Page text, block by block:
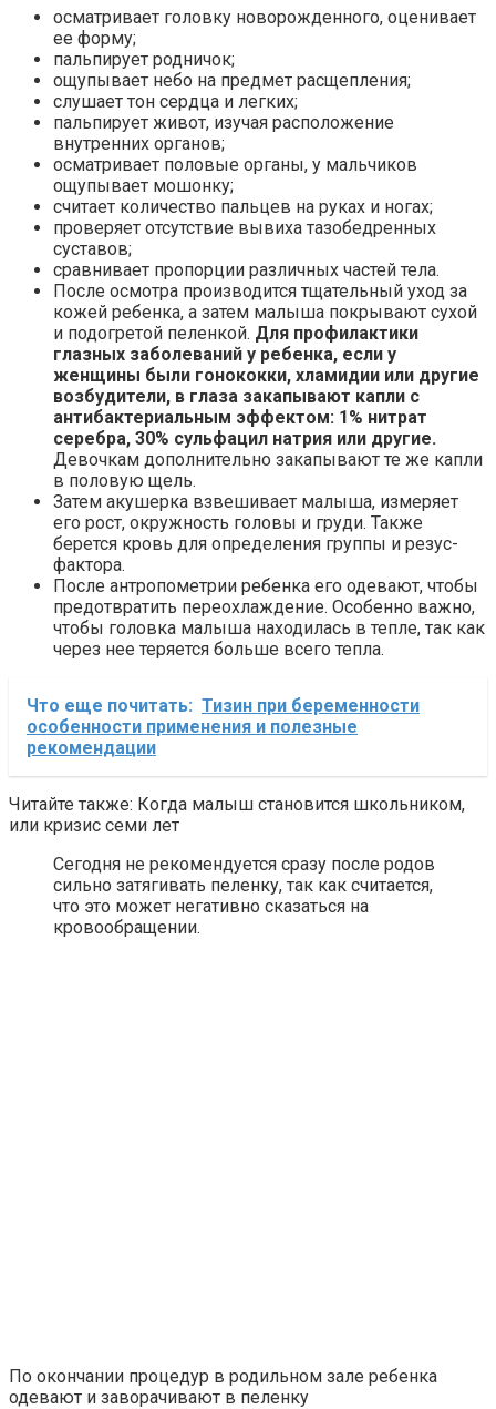
осматривает головку новорожденного, оценивает
ее форму;
пальпирует родничок;
ощупывает небо на предмет расщепления;
слушает тон сердца и легких;
пальпирует живот, изучая расположение
внутренних органов;
осматривает половые органы, у мальчиков
ощупывает мошонку;
считает количество пальцев на руках и ногах;
проверяет отсутствие вывиха тазобедренных
суставов;
сравнивает пропорции различных частей тела.
После осмотра производится тщательный уход за
кожей ребенка, а затем малыша покрывают сухой
и подогретой пеленкой. Для профилактики
глазных заболеваний у ребенка, если у
женщины были гонококки, хламидии или другие
возбудители, в глаза закапывают капли с
антибактериальным эффектом: 1% нитрат
серебра, 30% сульфацил натрия или другие.
Девочкам дополнительно закапывают те же капли
в половую щель.
Затем акушерка взвешивает малыша, измеряет
его рост, окружность головы и груди. Также
берется кровь для определения группы и резус-
фактора.
После антропометрии ребенка его одевают, чтобы
предотвратить переохлаждение. Особенно важно,
чтобы головка малыша находилась в тепле, так как
через нее теряется больше всего тепла.
Что еще почитать: Тизин при беременности
особенности применения и полезные
рекомендации
Читайте также: Когда малыш становится школьником,
или кризис семи лет
Сегодня не рекомендуется сразу после родов
сильно затягивать пеленку, так как считается,
что это может негативно сказаться на
кровообращении.
По окончании процедур в родильном зале ребенка
одевают и заворачивают в пеленку